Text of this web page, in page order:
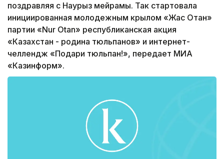
поздравляя с Наурыз мейрамы. Так стартовала
инициированная молодежным крылом «Жас Отан»
партии «Nur Otan» республиканская акция
«Казахстан - родина тюльпанов» и интернет-
челлендж «Подари тюльпан!», передает МИА
«Казинформ».